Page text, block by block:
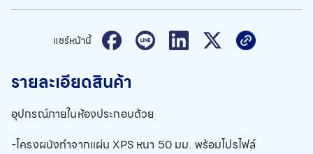
แชร์หน้านี้
รายละเอียดสินค้า
อุปกรณ์ภายในห้องประกอบด้วย
-โครงผนังทำจากแผ่น XPS หนา 50 มม. พร้อมโปรไฟล์